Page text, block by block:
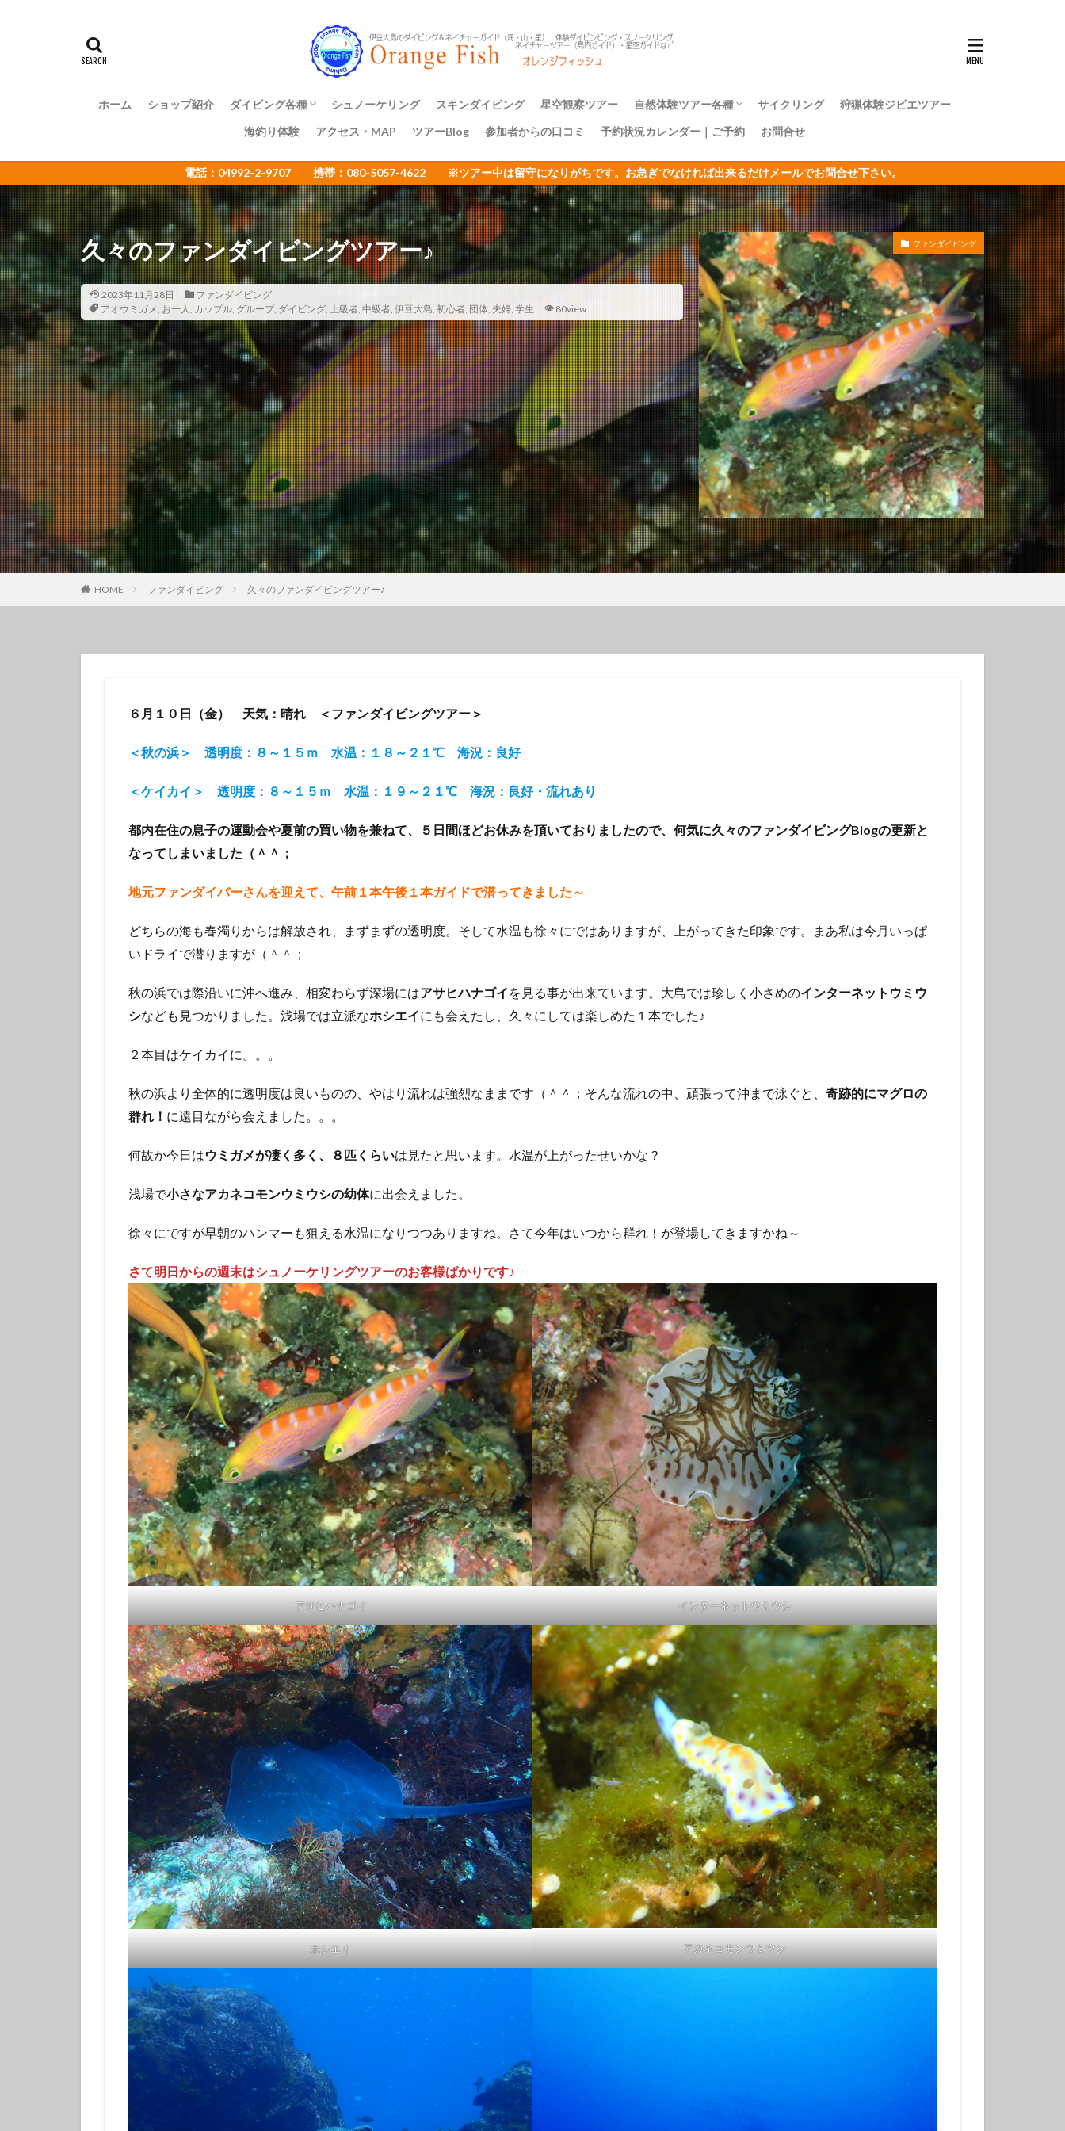
ホーム ショップ紹介 ダイビング各種
ファンダイビング
体験ダイビング
OWライセンス講習
ADアドバンス講習
NAUI各種ステップアップ講習
ショップ様向け大島ツアーのご案内
シュノーケリング スキンダイビング 星空観察ツアー 自然体験ツアー各種
三原山トレッキングツアー
裏砂漠トレッキングツアー
樹海と再生の森トレッキングツアー
１日一組限定オリジナルジオツアー
サイクリング
狩猟体験ジビエツアー
海釣り体験
アクセス・MAP ツアーBlog 参加者からの口コミ 予約状況カレンダー｜ご予約 お問合せ
電話：04992-2-9707 携帯：080-5057-4622 ※ツアー中は留守になりがちです。お急ぎでなければ出来るだけメールでお問合せ下さい。
久々のファンダイビングツアー♪
2023年11月28日
ファンダイビング
アオウミガメ, お一人, カップル, グループ, ダイビング, 上級者, 中級者, 伊豆大島, 初心者, 団体, 夫婦, 学生 80view
ファンダイビング
HOME ファンダイビング 久々のファンダイビングツアー♪
６月１０日（金） 天気：晴れ ＜ファンダイビングツアー＞
＜秋の浜＞ 透明度：８～１５ｍ 水温：１８～２１℃ 海況：良好
＜ケイカイ＞ 透明度：８～１５ｍ 水温：１９～２１℃ 海況：良好・流れあり
都内在住の息子の運動会や夏前の買い物を兼ねて、５日間ほどお休みを頂いておりましたので、何気に久々のファンダイビングBlogの更新と
なってしまいました（＾＾；
地元ファンダイバーさんを迎えて、午前１本午後１本ガイドで潜ってきました～
どちらの海も春濁りからは解放され、まずまずの透明度。そして水温も徐々にではありますが、上がってきた印象です。まあ私は今月いっぱ
いドライで潜りますが（＾＾；
秋の浜では際沿いに沖へ進み、相変わらず深場にはアサヒハナゴイ を見る事が出来ています。大島では珍しく小さめのインターネットウミウ
シなども見つかりました。浅場では立派なホシエイにも会えたし、久々にしては楽しめた１本でした♪
２本目はケイカイに。。。
秋の浜より全体的に透明度は良いものの、やはり流れは強烈なままです（＾＾；そんな流れの中、頑張って沖まで泳ぐと、 奇跡的にマグロの
群れ！ に遠目ながら会えました。。。
何故か今日はウミガメが凄く多く、８匹くらいは見たと思います。水温が上がったせいかな？
浅場で小さなアカネコモンウミウシの幼体に出会えました。
徐々にですが早朝のハンマーも狙える水温になりつつありますね。さて今年はいつから群れ！が登場してきますかね～
さて明日からの週末はシュノーケリングツアーのお客様ばかりです♪
アサヒハナゴイ インターネットウミウシ
ホシエイ アカネコモンウミウシ
イサキ イサキの群れ イシガキフグ イズカサゴ
イトヒキコハクハナダイ
イニシキベラ イバラカンザシ イバラダツ
イロカエルアンコウ
インターネットウミウシ
ウデフリツノザヤウミウシ ウミウシ
ウミウシいっぱい
ウミウシカクレエビ
ウミウシ三昧 ウミガメ ウミスズメ ウミテング
ウメボシイソギンチャク
オオセ
オオミウマ オオモンカエルアンコウ オオルリ オカヤドカリ
オジサン
オタアジュリア
おとめ座 おひとりさまでも オヤビッチャ オリオン座
オリジナルジオツアー
オレンジフィッシュ
ガイドツアー カエルアンコウ カエルの卵 カキハラ
ガクアジサイ
カゴカキダ
カゴカキダイ カジイチゴ カスザメ カスミオイランヨウジ
カタクチイワシ
カナメイロウミウウシ
カナメイロウミウシ カミソリウオ カメと泳ぐ
ガンガゼエビ
キカモヨウウミウシ
キザクラハゼ
キシマハナダイ キシマハナダイ幼魚 キセルガイ
キミオコゼ
キャラメルウミウシ
キョン キリンミノカサゴ キンチャクガニ クエ
クダゴンベ
クチナシツノザヤウミウシ
クビアカハゼ クマドリカエルアンコウ
クマドリカエルアンコウｙｇ
クマドリカエルアンコウ幼魚
クマノミ クラサキウミウシ クリスマス
クリヤイロウミウシ
グループで
クロヘリメジロザメ クロマグロ ケイカイ
ゲッコウスズメダイ
ゲッコウスズメダイ幼魚
コウイカ コウイカの仲間 コウリンハナダイ
コウワンテグリ
コガラシエビ
コクテンフグ コケリンドウ コニワハンミョウ
ゴマフビロードウミウシ
コロザメ
コンシボリガイ ご家族 サークル サイクリング
サガミリュウグウウミウシ
サクラミノウミウシ
サザナミフグ サフランイロウミウシ サメ サヨリの群れ
サルトリイバラ
ジオガイド
ジオツアー ジオパーク シカマガの滝 シテンヤッコ
ジビエ
シモフリカメサンウミウシ
シャーク シュノーケリングツアー シュノーケリング体験
シュノーケル
タテジマキンチャクダイ
タテジマヤッコ
ツノザヤウミウシ
ツバメウオ
トラウツボ
ドラマロケ地 ドリー トレッキング トレッキングツアー
ニシキフウライウオ
ニシキヤッコｙｇ ニジギンポ ニジハタ ニセボロカサゴ
ニタリ
ニモ
ハコフグ
ハダカハオコゼ ハタタテハゼ ハタンポの群れ
ハナヒゲウツボ幼魚
ハナビラウオ幼魚 ハマフエフキ ハリセンボン
パワースポット
ハワイトラギス
ベニシボリ
ベニハナダイ ホシエイ ホシエイの子供 ホタテツノハゼ
ボブサンウミウウシ
ボブサンウミウシ
マツカサウオ
マツカサウオｙｇ マツカサウオ幼魚 マツバガニ
マツバギンポ
ミナミハコフグｙｇ
ミナミハコフグ幼魚
モンガラカワハギ
モンスズメダイ モンスズメダイ幼魚 ヤガラ ヤシャハゼ
ヤブツバキ
ヤマブキウミウシ
ヤリイカ ユウゼン ユカタハタ
ヨコシマニセモチノウオ
ヨコシマニセモチノウオ幼魚 ライセンス
ライセンス講習
ラベンダーウミウシ
リサーチダイビング リピーター
リフレッシュダイビング
リュウモンイロウミウシ
レンテンヤッコ ロケ番組 ワクワクいっぱい
ワクワク発見
ワタユキシボリガイ
一人旅 一期一会 一組限定 三原山 三原山トレッキング
三原神社
中学生以上
乳児 仲間 仲間同士 伊豆大島シュノーケリング
伊豆大島スキンダイビング
伊豆大島ダイビング
伊豆大島フォトコンテスト 伊豆大島体験ダイビング
伊豆諸島
伊豆諸島ダイビング
会社仲間 体験ダイビング受付中 兄弟 再生の一本道
冬でもダイビング
冬の星座
初チャレンジ 初めてのシュノーケル 初めてのダイビング 初夏の魚
初挑戦
初潜り
卒業旅行 友人 友達 友達と 噴気 地層 地層大切断面
塩工場見学
夏の思い出
夏の星座 夏休み 外国人 大島 大島一周 大島桜 大島観光
天の川
女子旅
好奇心 姉妹 宇宙 家族と 家族旅行 富士山 小学生
小学生以上
島一周
島旅 島民 左巻きカタツムリ 年に1度 幻の池 幼児 強風体験
探究
探究的ツアー
撮影ガイド 教育 旅行 早朝ハンマー 早朝ハンマーDIV 昆虫
星座
星空ガイド
星空ツアー 星空観賞 春の星座
木星
東京諸島
植物 椿油 樹海 池袋 泉津の切通し 波浮港 流れ星 流星
流星群
海
海岸線 海浜教室 海遊び 海釣り 満天の星 満天の星空
溶岩アーチ
潜り納め
火山 火山島 狩猟体験 王の浜 砂の浜 砂漠景色
神社巡り
秋の浜
筆島 罠猟師 聖地巡礼 自然体験 裏砂漠 視察 親子
観光
訪日外国人
貸切 貸切ツアー 赤ダレ 赤ちゃん 赤っ禿 遊び 野田浜
金星
離島
雨でも楽しめる 電動アシスト自転車 電動自転車 青く光る石 飛び込み
高齢でも
魅力再発見
魚 魚いっぱい 黒クマ 伊豆大島 星空 シュノーケリング
ダイビング
体験ダイビング
初心者 中級者 上級者 自然体験ツアー 子供 家族 学生
夫婦
カップル
グループ 団体 お一人
検索